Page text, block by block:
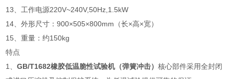
13、工作电源220V~240V,50Hz,1.5kW
14、外形尺寸：900×505×800mm（长×高×宽）
15、重量：约150kg
特点
1、GB/T1682橡胶低温脆性试验机（弹簧冲击）核心部件采用全封闭